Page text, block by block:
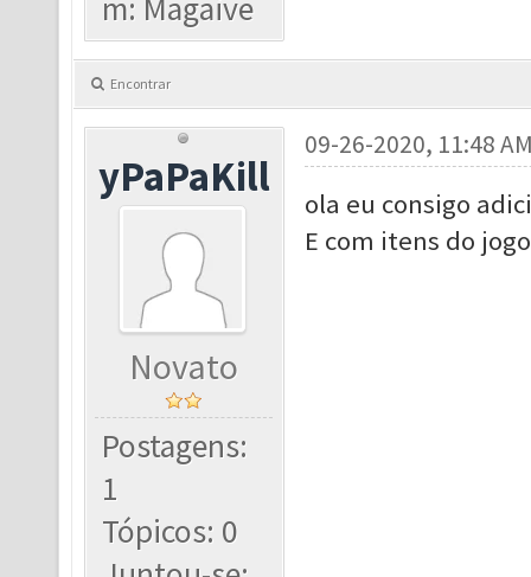
m: Magaive
Encontrar
yPaPaKill
Novato
Postagens:
1
Tópicos: 0
09-26-2020, 11:48
ola eu consigo
E com itens do